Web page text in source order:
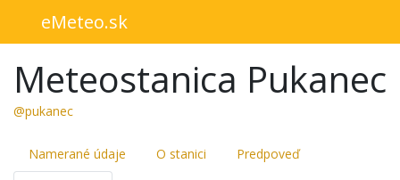
eMeteo.sk
Meteostanica Pukanec
@pukanec
Namerané údaje O stanici Predpoveď